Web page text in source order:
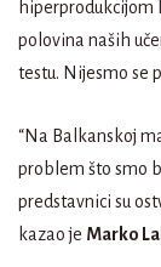
hiperprodukcijom
polovina naših
testu. Nijesmo se
“Na Balkanskoj
problem što smo
predstavnici su
kazao je Marko